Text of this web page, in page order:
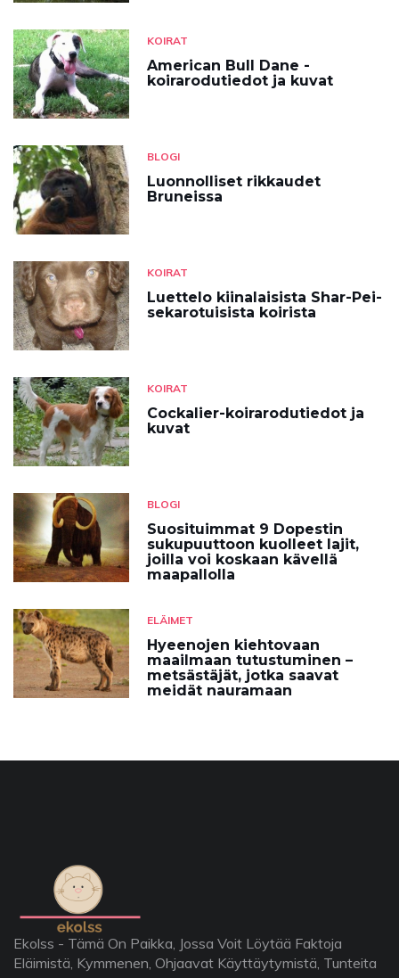
KOIRAT
American Bull Dane -
koirarodutiedot ja kuvat
BLOGI
Luonnolliset rikkaudet
Bruneissa
KOIRAT
Luettelo kiinalaisista Shar-Pei-
sekarotuisista koirista
KOIRAT
Cockalier-koirarodutiedot ja
kuvat
BLOGI
Suosituimmat 9 Dopestin
sukupuuttoon kuolleet lajit,
joilla voi koskaan kävellä
maapallolla
ELÄIMET
Hyeenojen kiehtovaan
maailmaan tutustuminen –
metsästäjät, jotka saavat
meidät nauramaan
Ekolss - Tämä On Paikka, Jossa Voit Löytää Faktoja
Eläimistä, Kymmenen, Ohjaavat Käyttäytymistä, Tunteita